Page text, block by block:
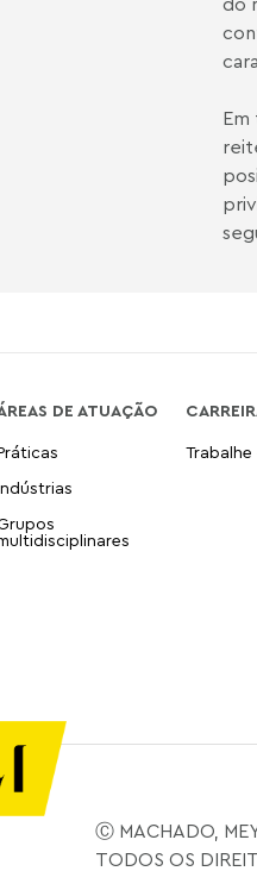
DE ATUAÇÃO
Ⓒ MACHADO,
TODOS OS